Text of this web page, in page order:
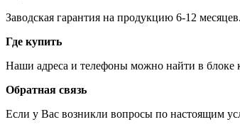
Заводская гарантия на продукцию 6-12
Где купить
Наши адреса и телефоны можно найти в блоке
Обратная связь
Если у Вас возникли вопросы по настоящим